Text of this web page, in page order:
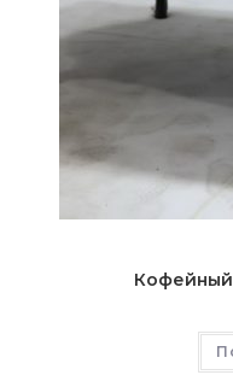
Кофейный